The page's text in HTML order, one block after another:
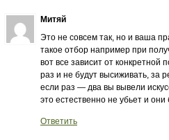
Митяй
Это не совсем так, но и ваша
такое отбор например при
вот все зависит от
раз и не будут высиживать, за
если раз — два вы вывели
это естественно не убьет и
Ответить